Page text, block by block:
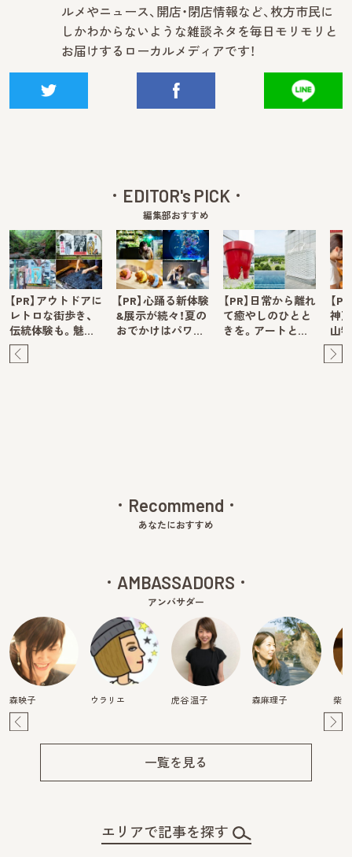
ルメやニュース、開店・閉店情報など、枚方市民に
しかわからないような雑談ネタを毎日モリモリと
お届けするローカルメディアです！
EDITOR's PICK
編集部おすすめ
【PR】アウトドアに
レトロな街歩き、
伝統体験も。魅…
【PR】心踊る新体験
&展示が続々！夏の
おでかけはパワ…
【PR】日常から離れ
て癒やしのひとと
きを。アートと…
【
神
山
Recommend
あなたにおすすめ
AMBASSADORS
アンバサダー
森映子 ウラリエ 虎谷 温子 森麻理子 柴
一覧を見る
エリアで記事を探す